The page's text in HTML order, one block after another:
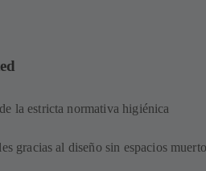
la estricta normativa higiénica
gracias al diseño sin espacios